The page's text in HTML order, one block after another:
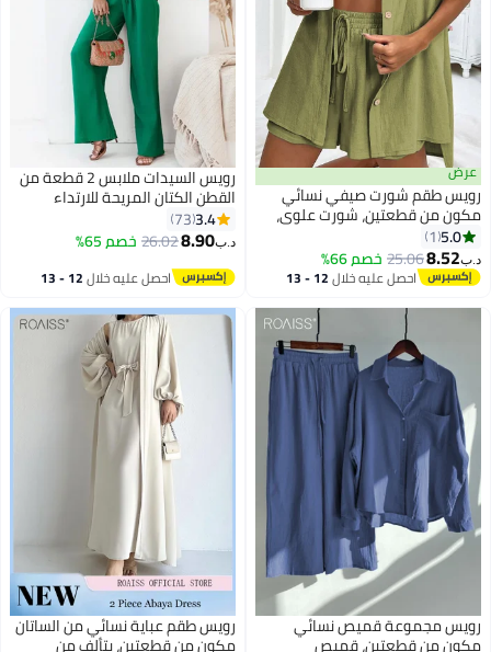
عرض
رويس طقم شورت صيفي نسائي
مكون من قطعتين، شورت علوي،
ملابس للاسترخاء على الشاطئ،
طقم مكون من قطعتين، بدلات
رياضية، قميص بلون سادة، بدلة
كاجوال فضفاضة بأكمام قصيرة،
أخضر
5.0
1
د.ب‏8.52
25.06خصم 66%
احصل عليه خلال 12 - 13
رويس السيدات ملابس 2 قطعة من
القطن الكتان المريحة للارتداء
اليومي - قميص وبنطال واسع
الساقين بتصميم بسيط وتناسب
فضفاض للترفيه، وحرية الحركة.
3.4
73
د.ب‏8.90
26.02خصم 65%
احصل عليه خلال 12 - 13
رويس مجموعة قميص نسائي
مكون من قطعتين، قميص
رويس طقم عباية نسائي من الساتان
مكون من قطعتين، يتألف من